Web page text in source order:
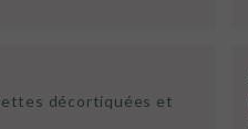
décortiquées et